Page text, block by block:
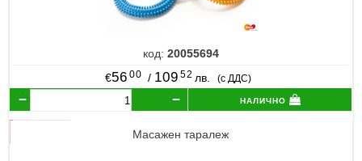
код: 20055694
€56 00 / 109 52 лв. (с ДДС)
налично
Масажен таралеж